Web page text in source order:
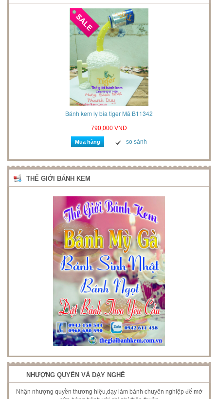
Bánh kem ly bia tiger Mã B11342
790,000 VND
Mua hàng so sánh
THẾ GIỚI BÁNH KEM
NHƯỢNG QUYỀN VÀ DẠY NGHỀ
Nhận nhượng quyền thương hiệu,dạy làm bánh chuyên nghiệp để mở